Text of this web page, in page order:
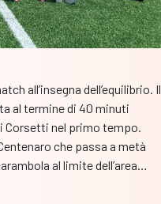
all’insegna dell’equilibrio. Il
al termine di 40 minuti
nel primo tempo.
che passa a metà
al limite dell’area…